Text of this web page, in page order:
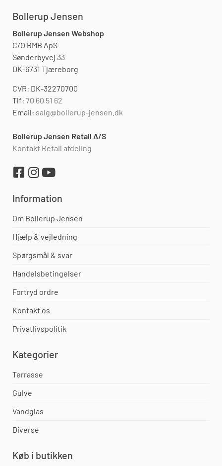
Bollerup Jensen
Bollerup Jensen Webshop
C/O BMB ApS
Sønderbyvej 33
DK-6731 Tjæreborg
CVR: DK-32270700
Tlf: 70 60 51 62
Email: salg@bollerup-jensen.dk
Bollerup Jensen Retail A/S
Kontakt Retail afdeling
Information
Om Bollerup Jensen
Hjælp & vejledning
Spørgsmål & svar
Handelsbetingelser
Fortryd ordre
Kontakt os
Privatlivspolitik
Kategorier
Terrasse
Gulve
Vandglas
Diverse
Køb i butikken